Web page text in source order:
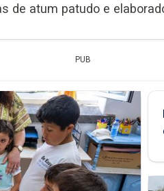
de atum patudo e
PUB